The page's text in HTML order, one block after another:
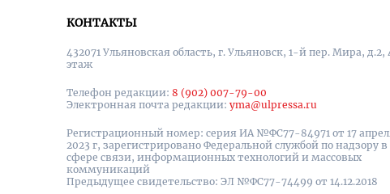
КОНТАКТЫ
432071 Ульяновская область, г. Ульяновск, 1-й пер. Мира, д.2,
этаж
Телефон редакции: 8 (902) 007-79-00
Электронная почта редакции: yma@ulpressa.ru
Регистрационный номер: серия ИА №ФС77-84971 от 17
2023 г, зарегистрировано Федеральной службой по надзору в
сфере связи, информационных технологий и массовых
коммуникаций
Предыдущее свидетельство: ЭЛ №ФС77-74499 от 14.12.2018